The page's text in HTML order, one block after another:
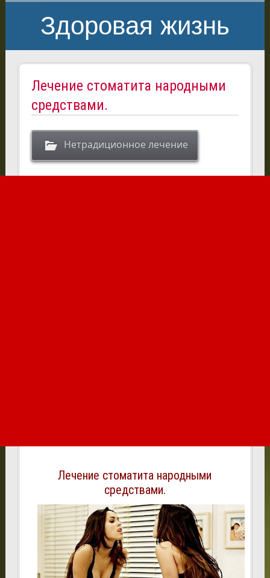
Здоровая жизнь
Лечение стоматита народными
средствами.
Нетрадиционное лечение
Лечение стоматита народными
средствами.